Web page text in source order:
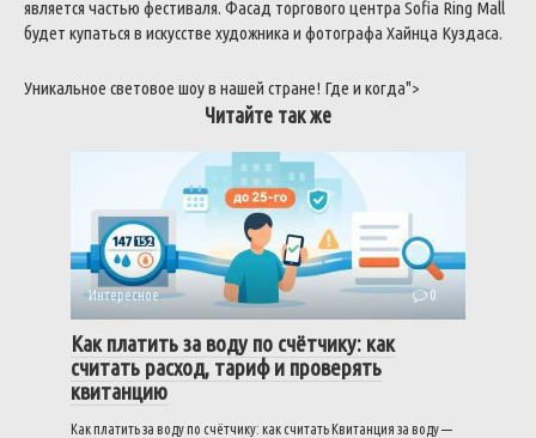
является частью фестиваля. Фасад торгового центра Sofia Ring Mall
будет купаться в искусстве художника и фотографа Хайнца Куздаса.
Уникальное световое шоув нашей стране! Где и когда">
Читайте так же
Интересное 0
Как платить за воду по счётчику: как
считать расход, тариф и проверять
квитанцию
Как платить за воду по счётчику: как считать Квитанция за воду —